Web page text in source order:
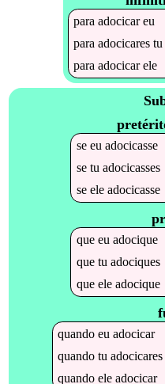
paraadocicareu
paraadocicares tu
paraadocicarele
se eu adocicasse
se tu adocicasses
se ele adocicasse
que eu adocique
que tu adociques
que ele adocique
quandoeuadocicar
quandotuadocicares
quandoeleadocicar